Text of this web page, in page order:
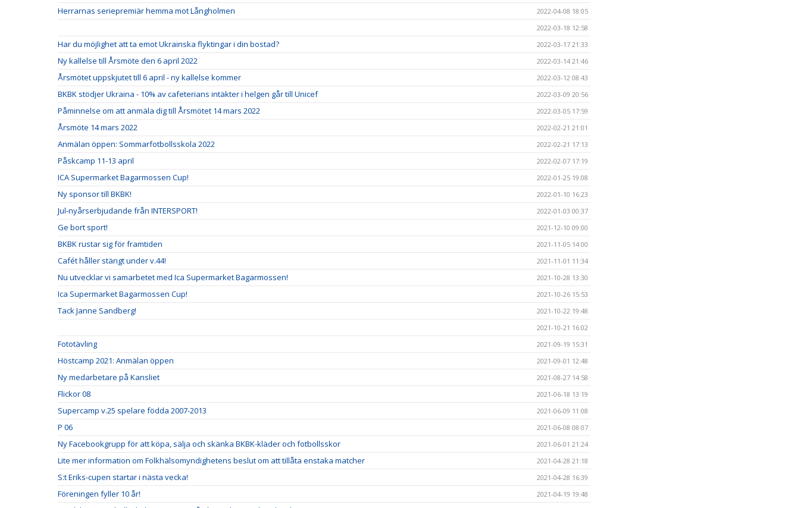
Herrarnas seriepremiär hemma mot Långholmen
2022-04-08 18:05
2022-03-18 12:58
Har du möjlighet att ta emot Ukrainska flyktingar i din bostad? 2022-03-17 21:33
Ny kallelse till Årsmöte den 6 april 2022 2022-03-14 21:46
Årsmötet uppskjutet till 6 april - ny kallelse kommer 2022-03-12 08:43
BKBK stödjer Ukraina - 10% av cafeterians intäkter i helgen går till Unicef 2022-03-09 20:56
Påminnelse om att anmäla dig till Årsmötet 14 mars 2022 2022-03-05 17:59
Årsmöte 14 mars 2022 2022-02-21 21:01
Anmälan öppen: Sommarfotbollsskola 2022 2022-02-21 17:13
Påskcamp 11-13 april 2022-02-07 17:19
ICA Supermarket Bagarmossen Cup! 2022-01-25 19:08
Ny sponsor till BKBK! 2022-01-10 16:23
Jul-nyårserbjudande från INTERSPORT! 2022-01-03 00:37
Ge bort sport! 2021-12-10 09:00
BKBK rustar sig för framtiden 2021-11-05 14:00
Cafét håller stängt under v.44! 2021-11-01 11:34
Nu utvecklar vi samarbetet med Ica Supermarket Bagarmossen! 2021-10-28 13:30
Ica Supermarket Bagarmossen Cup! 2021-10-26 15:53
Tack Janne Sandberg!
2021-10-22 19:48
2021-10-21 16:02
Fototävling 2021-09-19 15:31
Höstcamp 2021: Anmälan öppen 2021-09-01 12:48
Ny medarbetare på Kansliet 2021-08-27 14:58
Flickor 08 2021-06-18 13:19
Supercamp v.25 spelare födda 2007-2013 2021-06-09 11:08
P 06 2021-06-08 08:07
Ny Facebookgrupp för att köpa, sälja och skänka BKBK-kläder och fotbollsskor 2021-06-01 21:24
Lite mer information om Folkhälsomyndighetens beslut om att tillåta enstaka matcher 2021-04-28 21:18
S:t Eriks-cupen startar i nästa vecka! 2021-04-28 16:39
Föreningen fyller 10 år! 2021-04-19 19:48